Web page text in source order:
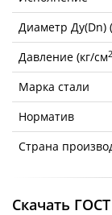
Диаметр Ду(Dn)
Давление (кг/см2
Марка стали
Норматив
Страна
Скачать ГОСТ